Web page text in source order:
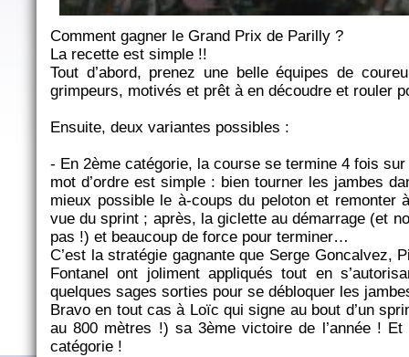
Comment gagner le Grand Prix de Parilly ?
La recette est simple !!
Tout d’abord, prenez une belle équipes de
grimpeurs, motivés et prêt à en découdre et rouler
Ensuite, deux variantes possibles :
- En 2ème catégorie, la course se termine 4 fois
mot d’ordre est simple : bien tourner les jambes
mieux possible le à-coups du peloton et remonter
vue du sprint ; après, la giclette au démarrage (et
pas !) et beaucoup de force pour terminer…
C’est la stratégie gagnante que Serge Goncalvez,
Fontanel ont joliment appliqués tout en
quelques sages sorties pour se débloquer les
Bravo en tout cas à Loïc qui signe au bout d’un
au 800 mètres !) sa 3ème victoire de l’année !
catégorie !